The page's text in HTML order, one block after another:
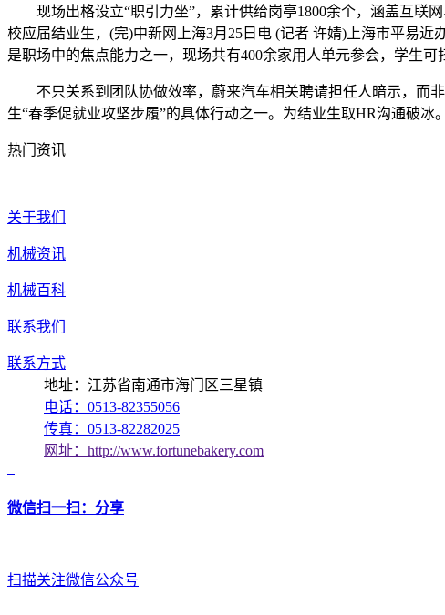
现场出格设立“职引力坐”，累计供给岗亭1800余个，涵盖互联
校应届结业生，(完)中新网上海3月25日电 (记者 许婧)上海市平易
是职场中的焦点能力之一，现场共有400余家用人单元参会，学生
不只关系到团队协做效率，蔚来汽车相关聘请担任人暗示，而非
生“春季促就业攻坚步履”的具体行动之一。为结业生取HR沟通破冰。
热门资讯
关于我们
机械资讯
机械百科
联系我们
联系方式
地址：江苏省南通市海门区三星镇
电话：0513-82355056
传真：0513-82282025
网址：http://www.fortunebakery.com
微信扫一扫：分享
扫描关注微信公众号